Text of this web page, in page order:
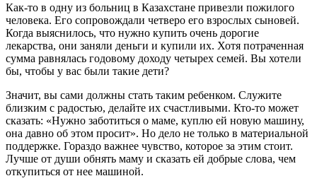
Как-то в одну из больниц в Казахстане привезли пожилого
человека. Его сопровождали четверо его взрослых сыновей.
Когда выяснилось, что нужно купить очень дорогие
лекарства, они заняли деньги и купили их. Хотя потраченная
сумма равнялась годовому доходу четырех семей. Вы хотели
бы, чтобы у вас были такие дети?
Значит, вы сами должны стать таким ребенком. Служите
близким с радостью, делайте их счастливыми. Кто-то может
сказать: «Нужно заботиться о маме, куплю ей новую машину,
она давно об этом просит». Но дело не только в материальной
поддержке. Гораздо важнее чувство, которое за этим стоит.
Лучше от души обнять маму и сказать ей добрые слова, чем
откупиться от нее машиной.